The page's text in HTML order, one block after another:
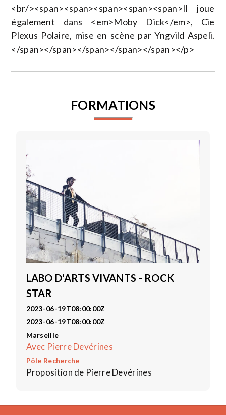
<br/><span><span><span><span><span>Il joue
également dans <em>Moby Dick</em>, Cie
Plexus Polaire, mise en scène par Yngvild Aspeli.
</span></span></span></span></span></p>
FORMATIONS
LABO D'ARTS VIVANTS - ROCK
STAR
2023-06-19T08:00:00Z
2023-06-19T08:00:00Z
Marseille
Avec Pierre Devérines
Pôle Recherche
Proposition de Pierre Devérines